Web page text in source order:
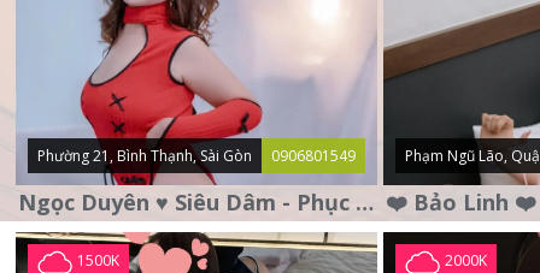
Phường 21, Bình Thạnh, Sài Gòn 0906801549
Ngọc Duyên ♥️ Siêu Dâm - Phục Vụ Tận Tình - Chu Đáo
Phạm Ngũ Lão,
1500K 2000K